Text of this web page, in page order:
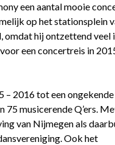
een aantal mooie
op het stationsplein
omdat hij ontzettend veel
een concertreis in
– 2016 tot een ongekende
musicerende Q’ers.
van Nijmegen als
Ook het